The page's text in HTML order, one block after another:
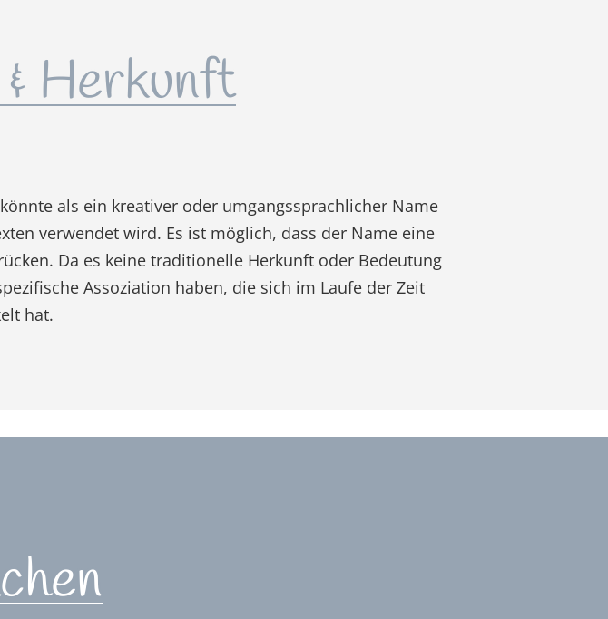
Herkunft
als ein kreativer oder umgangssprachlicher Name
verwendet wird. Es ist möglich, dass der Name eine
Da es keine traditionelle Herkunft oder Bedeutung
Assoziation haben, die sich im Laufe der Zeit
hat.